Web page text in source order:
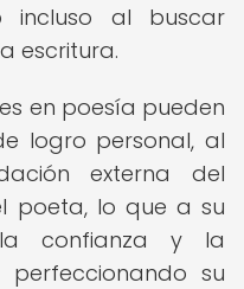
incluso al buscar
escritura.
en poesía pueden
logro personal, al
externa del
poeta, lo que a su
confianza y la
su